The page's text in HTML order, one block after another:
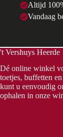
Altijd
Vandaag
't Vershuys Heerde
Dé online winkel
toetjes, buffetten
kunt u eenvoudig
ophalen in onze